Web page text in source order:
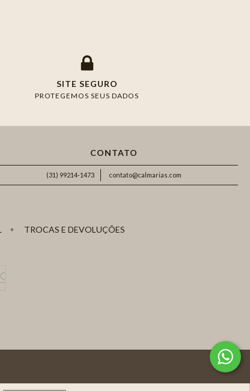
SITE SEGURO
PROTEGEMOS SEUS DADOS
CONTATO
(31) 99214-1473 contato@calmarias.com
TROCAS E DEVOLUÇÕES